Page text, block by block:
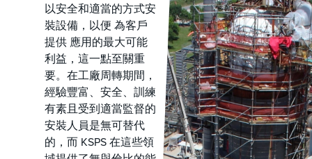
以安全和適當的方式安
裝設備，以便 為客戶
提供 應用的最大可能
利益，這一點至關重
要。在工廠周轉期間，
經驗豐富、安全、訓練
有素且受到適當監督的
安裝人員是無可替代
的，而 KSPS 在這些領